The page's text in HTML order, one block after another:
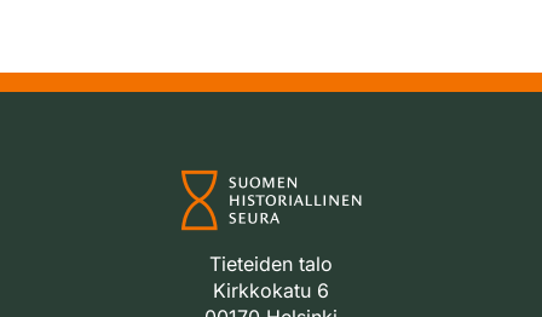
Tieteiden talo
Kirkkokatu 6